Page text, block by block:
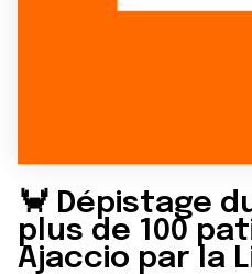
🦀 Dépistage
plus de 100
Ajaccio par la